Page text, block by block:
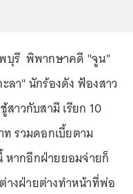
บุรี พิพากษาคดี "จูน"
า" นักร้องดัง ฟ้องสาว
สาวกับสามี เรียก 10
รวมดอกเบี้ยตาม
ากอีกฝ่ายยอมจ่ายก็
งฝ่ายต่างทำหน้าที่พ่อ